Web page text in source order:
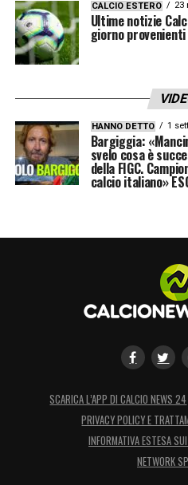
CALCIO ESTERO 23
Ultime notizie
giorno
HANNO DETTO 1
Bargiggia:
svelo cosa è
della FIGC.
calcio italiano»
SCARICA L’APP DI CALCIO NEWS 24
PRIVACY POLICY E
INFORMATIVA ESTESA
NETWORK